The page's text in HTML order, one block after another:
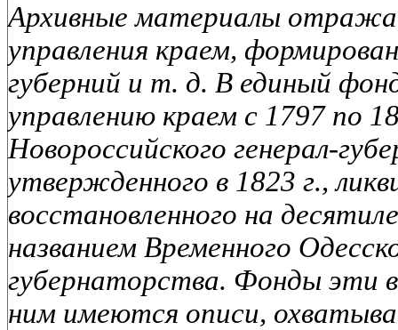
Архивные материалы
управления краем,
губерний и т. д. В единый
управлению краем с 1797 по
Новороссийского генерал-
утвержденного в 1823 г.,
восстановленного на
названием Временного
губернаторства. Фонды эти
ним имеются описи,